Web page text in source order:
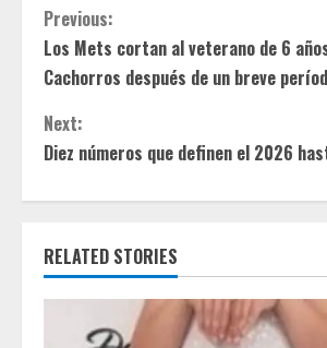
C
o
n
t
i
n
u
Previous:
Los Mets cortan al veterano de 6
Cachorros después de un breve
Next:
Diez números que definen el 2026
RELATED STORIES